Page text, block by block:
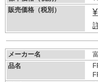
販売価格（税別）
メーカー名
品名